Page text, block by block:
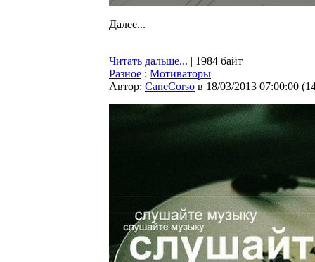
Далее...
Читать дальше... | 1984 байт
Разное : Мотиваторы
Автор: CaneCorso в 18/03/2013 07:00:00 (